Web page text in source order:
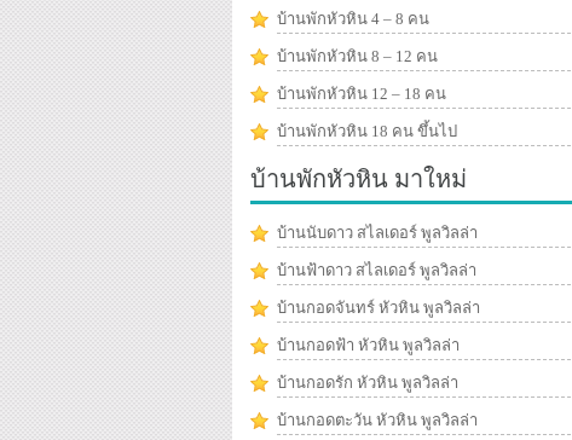
บ้านพักหัวหิน 4 – 8 คน
บ้านพักหัวหิน 8 – 12 คน
บ้านพักหัวหิน 12 – 18 คน
บ้านพักหัวหิน 18 คน ขึ้นไป
บ้านพักหัวหิน มาใหม่
บ้านนับดาว สไลเดอร์ พูลวิลล่า
บ้านฟ้าดาว สไลเดอร์ พูลวิลล่า
บ้านกอดจันทร์ หัวหิน พูลวิลล่า
บ้านกอดฟ้า หัวหิน พูลวิลล่า
บ้านกอดรัก หัวหิน พูลวิลล่า
บ้านกอดตะวัน หัวหิน พูลวิลล่า